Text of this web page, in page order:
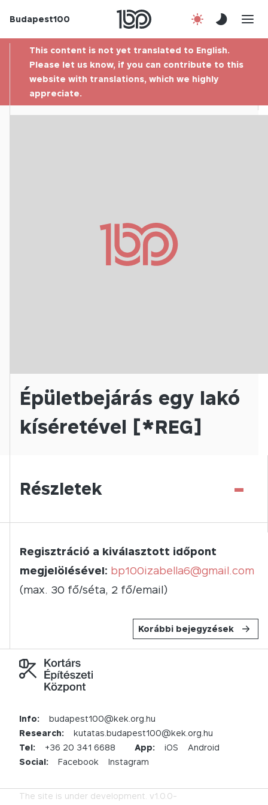
Budapest100
Contact
This content is not yet translated to English.
Please let us know, if you can contribute to this
website with translations, which we highly
appreciate.
Épületbejárás egy lakó
kíséretével [*REG]
Részletek -
Regisztráció a kiválasztott időpont
megjelölésével: bp100izabella6@gmail.com
(max. 30 fő/séta, 2 fő/email)
Korábbi bejegyzések
Info:
budapest100@kek.org.hu
Research:
kutatas.budapest100@kek.org.hu
Tel:
+36 20 341 6688 App: iOS
Android
Social:
Facebook Instagram
The site is under development. v1.0.0-